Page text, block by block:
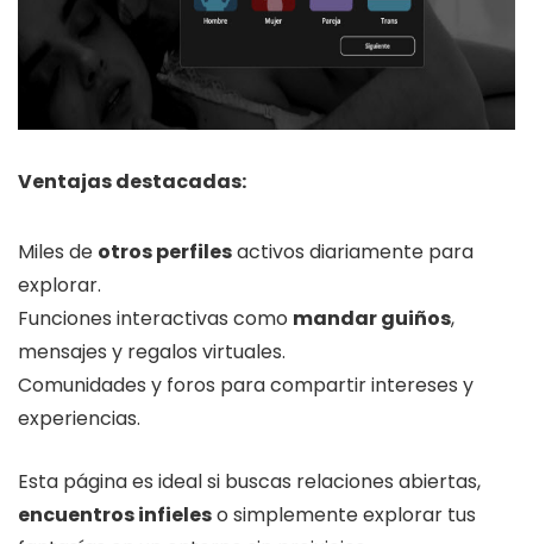
Ventajas destacadas:
Miles de otros perfilesactivos diariamente para
explorar.
Funciones interactivas como mandar guiños,
mensajes y regalos virtuales.
Comunidades y foros para compartir intereses y
experiencias.
Esta página es ideal si buscas relaciones abiertas,
encuentros infieleso simplemente explorar tus